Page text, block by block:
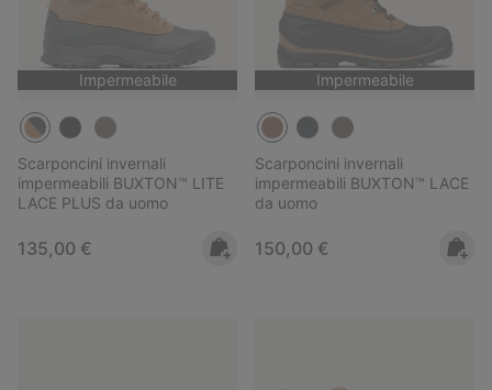
Impermeabile
Scarponcini invernali
impermeabili BUXTON™ LITE
LACE PLUS da uomo
Regular price:
135,00 €
Impermeabile
Scarponcini invernali
impermeabili BUXTON™ LACE
da uomo
Regular price:
150,00 €